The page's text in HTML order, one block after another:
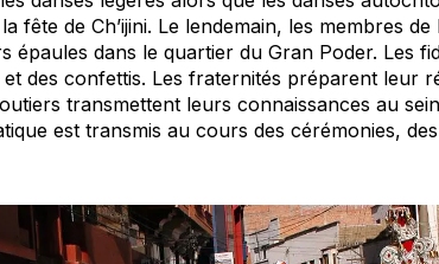
fête de Ch’ijini. Le lendemain, les membres
épaules dans le quartier du Gran Poder. Les
et des confettis. Les fraternités préparent leur
transmettent leurs connaissances au
est transmis au cours des cérémonies,